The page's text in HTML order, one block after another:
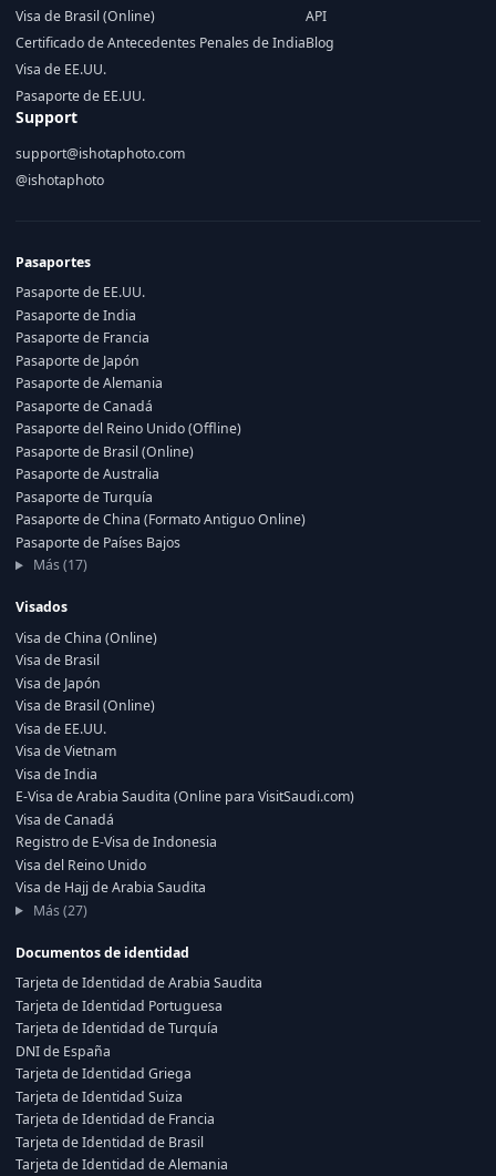
Visa de Brasil (Online)
Certificado de Antecedentes Penales de India
Visa de EE.UU.
Pasaporte de EE.UU.
API
Blog
Support
support@ishotaphoto.com
@ishotaphoto
Pasaportes
Pasaporte de EE.UU.
Pasaporte de India
Pasaporte de Francia
Pasaporte de Japón
Pasaporte de Alemania
Pasaporte de Canadá
Pasaporte del Reino Unido (Offline)
Pasaporte de Brasil (Online)
Pasaporte de Australia
Pasaporte de Turquía
Pasaporte de China (Formato Antiguo Online)
Pasaporte de Países Bajos
Más (17)
Visados
Visa de China (Online)
Visa de Brasil
Visa de Japón
Visa de Brasil (Online)
Visa de EE.UU.
Visa de Vietnam
Visa de India
E-Visa de Arabia Saudita (Online para VisitSaudi.com)
Visa de Canadá
Registro de E-Visa de Indonesia
Visa del Reino Unido
Visa de Hajj de Arabia Saudita
Más (27)
Documentos de identidad
Tarjeta de Identidad de Arabia Saudita
Tarjeta de Identidad Portuguesa
Tarjeta de Identidad de Turquía
DNI de España
Tarjeta de Identidad Griega
Tarjeta de Identidad Suiza
Tarjeta de Identidad de Francia
Tarjeta de Identidad de Brasil
Tarjeta de Identidad de Alemania